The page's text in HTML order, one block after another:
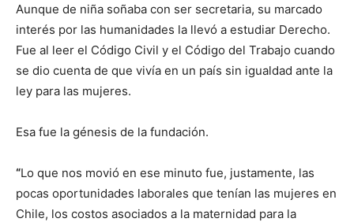
Aunque de niña soñaba con ser secretaria, su marcado
interés por las humanidades la llevó a estudiar Derecho.
Fue al leer el Código Civil y el Código del Trabajo cuando
se dio cuenta de que vivía en un país sin igualdad ante la
ley para las mujeres.
Esa fue la génesis de la fundación.
“Lo que nos movió en ese minuto fue, justamente, las
pocas oportunidades laborales que tenían las mujeres en
Chile, los costos asociados a la maternidad para la